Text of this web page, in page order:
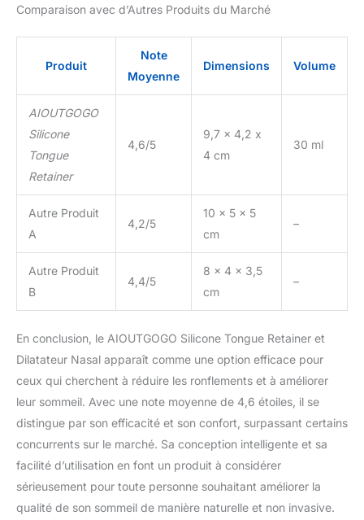
Comparaison avec d’Autres Produits du Marché
Produit
Note
Moyenne
Dimensions Volume
AIOUTGOGO
Silicone
Tongue
Retainer
4,6/5
9,7 x 4,2 x
4 cm
30 ml
Autre Produit
A
4,2/5
10 x 5 x 5
cm
–
Autre Produit
B
4,4/5
8 x 4 x 3,5
cm
–
En conclusion, le AIOUTGOGO Silicone Tongue Retainer et
Dilatateur Nasal apparaît comme une option efficace pour
ceux qui cherchent à réduire les ronflements et à améliorer
leur sommeil. Avec une note moyenne de 4,6 étoiles, il se
distingue par son efficacité et son confort, surpassant certains
concurrents sur le marché. Sa conception intelligente et sa
facilité d’utilisation en font un produit à considérer
sérieusement pour toute personne souhaitant améliorer la
qualité de son sommeil de manière naturelle et non invasive.